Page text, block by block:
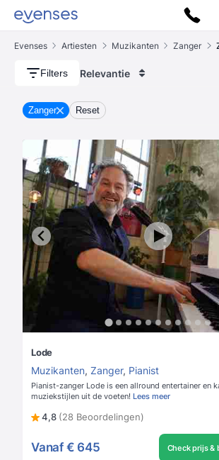
Evenses Artiesten Muzikanten Zanger
Filters Relevantie
Zanger Reset
Lode
Muzikanten, Zanger, Pianist
Pianist-zanger Lode is een allround entertainer en
muziekstijlen uit de voeten! Lees meer
4,8 (28 Beoordelingen)
Vanaf € 645 Check prijs &